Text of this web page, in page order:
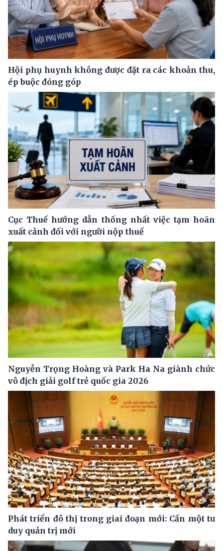
Hội phụ huynh không được đặt ra các khoản thu,
ép buộc đóng góp
Cục Thuế hướng dẫn thống nhất việc tạm hoãn
xuất cảnh đối với người nộp thuế
Nguyễn Trọng Hoàng và Park Ha Na giành chức
vô địch giải golf trẻ quốc gia 2026
Phát triển đô thị trong giai đoạn mới: Cần một tư
duy quản trị mới